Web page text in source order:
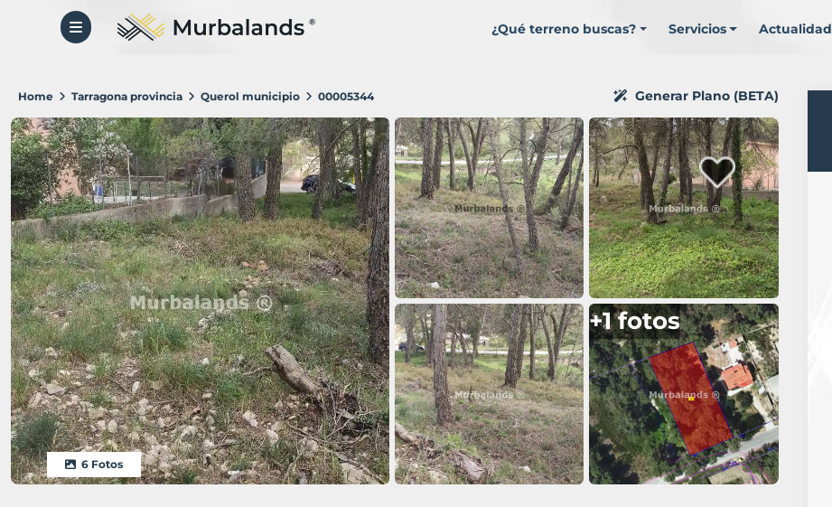
¿Qué terreno buscas? Servicios Actualidad
Home Tarragona provincia Querol municipio 00005344 Generar Plano (BETA)
6 Fotos